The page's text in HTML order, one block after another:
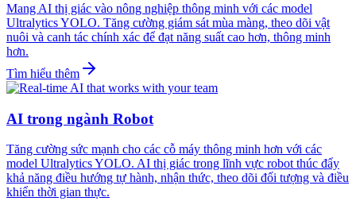
Mang AI thị giác vào nông nghiệp thông minh với các model
Ultralytics YOLO. Tăng cường giám sát mùa màng, theo dõi vật
nuôi và canh tác chính xác để đạt năng suất cao hơn, thông minh
hơn.
Tìm hiểu thêm
AI trong ngành Robot
Tăng cường sức mạnh cho các cỗ máy thông minh hơn với các
model Ultralytics YOLO. AI thị giác trong lĩnh vực robot thúc đẩy
khả năng điều hướng tự hành, nhận thức, theo dõi đối tượng và điều
khiển thời gian thực.